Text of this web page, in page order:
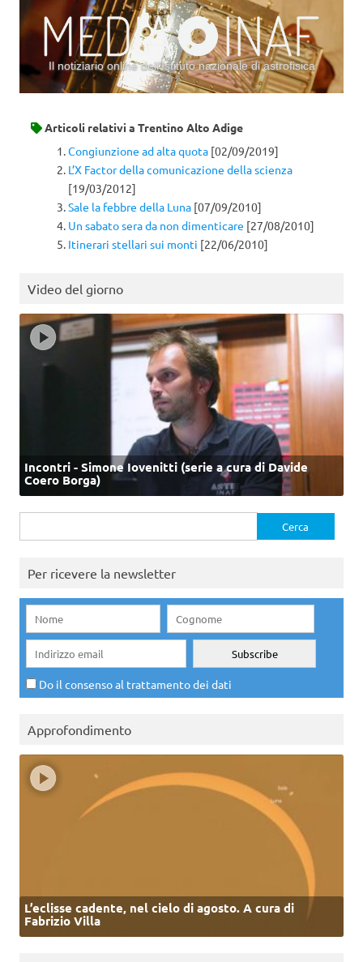
Il notiziario online dell’Istituto nazionale di astrofisica
Articoli relativi a Trentino Alto Adige
Congiunzione ad alta quota [02/09/2019]
L’X Factor della comunicazione della scienza
[19/03/2012]
Sale la febbre della Luna [07/09/2010]
Un sabato sera da non dimenticare [27/08/2010]
Itinerari stellari sui monti [22/06/2010]
Video del giorno
Incontri - Simone Iovenitti (serie a cura di Davide
Coero Borga)
per:
Per ricevere la newsletter
Do il consenso al trattamento dei dati
Approfondimento
L’eclisse cadente, nel cielo di agosto. A cura di
Fabrizio Villa